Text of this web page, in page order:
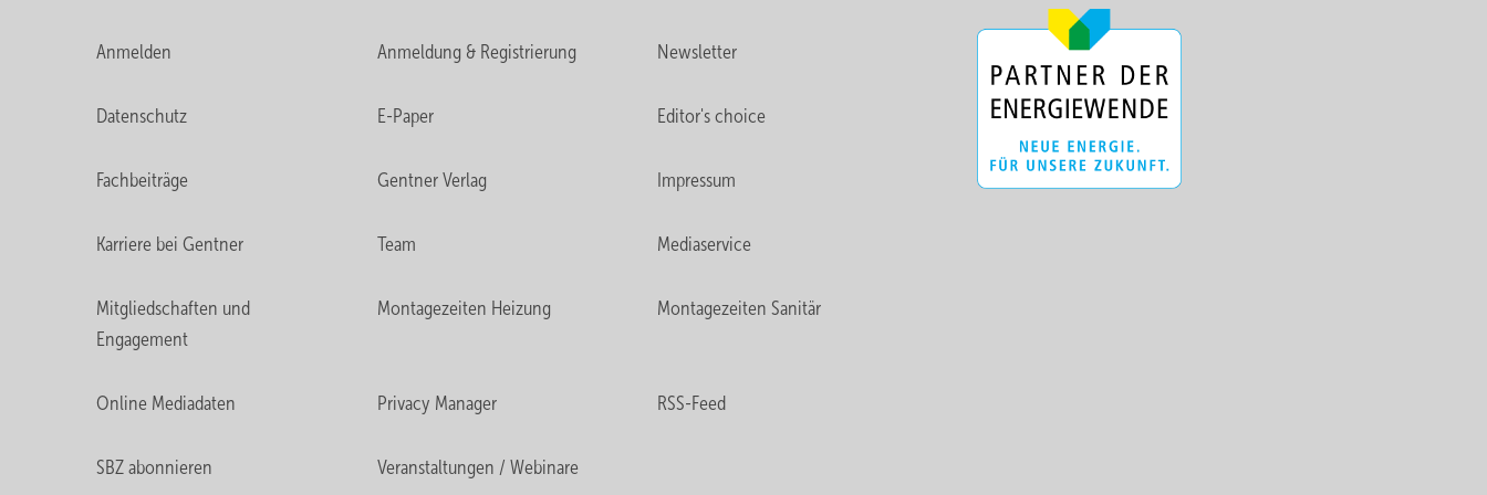
Anmelden Anmeldung & Registrierung Newsletter
Datenschutz E-Paper Editor's choice
Fachbeiträge Gentner Verlag Impressum
Karriere bei Gentner Team Mediaservice
Mitgliedschaften und
Engagement
Montagezeiten Heizung Montagezeiten Sanitär
Online Mediadaten Privacy Manager RSS-Feed
SBZ abonnieren Veranstaltungen / Webinare